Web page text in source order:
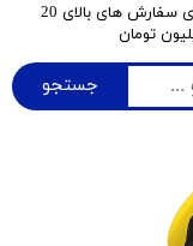
جستجو
​برای سفارش های بالای 20
تومان